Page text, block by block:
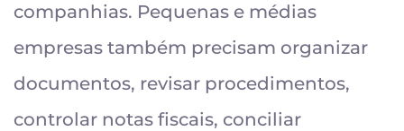
companhias. Pequenas e médias
empresas também precisam organizar
documentos, revisar procedimentos,
controlar notas fiscais, conciliar